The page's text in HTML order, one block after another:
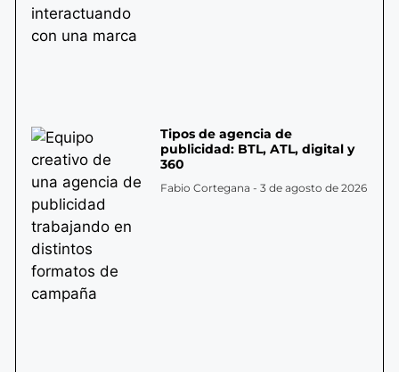
Tipos de agencia de
publicidad: BTL, ATL, digital y
360
Fabio Cortegana 3 de agosto de 2026